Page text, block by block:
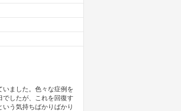
ました。色々な症例を
でしたが、これを回復す
う気持ちばかりばかり